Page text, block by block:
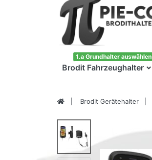
Brodit Fahrzeughalter
1.a Grundhalter auswählen
Brodit Gerätehalter